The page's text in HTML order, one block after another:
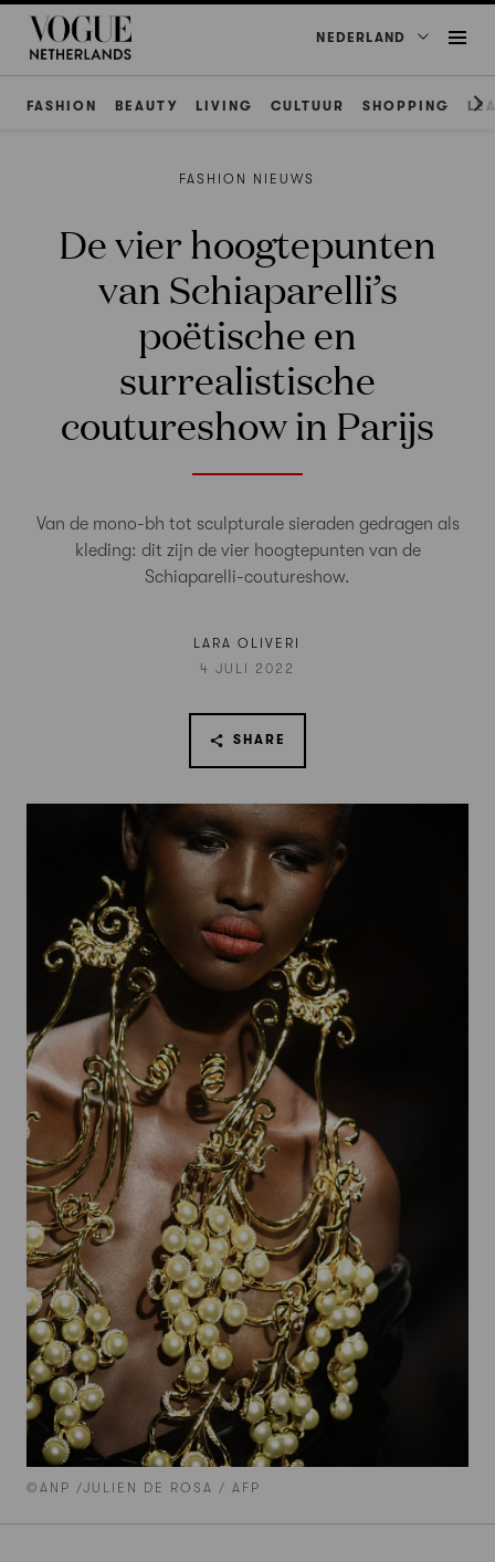
NEDERLAND
FASHION BEAUTY LIVING CULTUUR SHOPPING
©ANP /JULIEN DE ROSA / AFP
FASHION NIEUWS
De vier hoogtepunten
van Schiaparelli’s
poëtische en
surrealistische
coutureshow in Parijs
Van de mono-bh tot sculpturale sieraden gedragen als
kleding: dit zijn de vier hoogtepunten van de
Schiaparelli-coutureshow.
LARA OLIVERI
4 JULI 2022
SHARE